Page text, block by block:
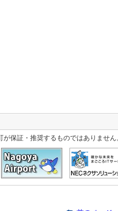
保証・推奨するものではありません